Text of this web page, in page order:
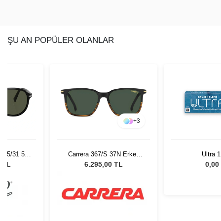
ŞU AN POPÜLER OLANLAR
Erkek
Ultra 1 Day
0,00 TL
Miu Miu MU
51 Kadın